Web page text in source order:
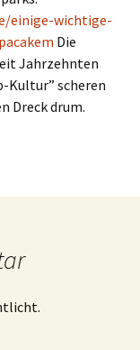
einige-wichtige-
Die
Jahrzehnten
Kultur” scheren
Dreck drum.